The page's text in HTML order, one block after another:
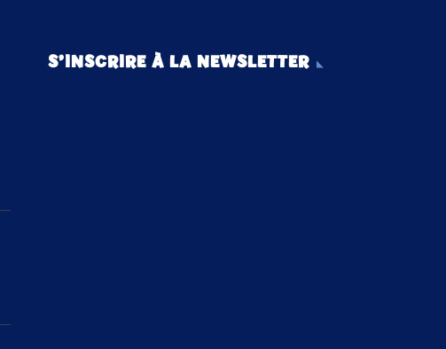
S’INSCRIRE À LA NEWSLETTER